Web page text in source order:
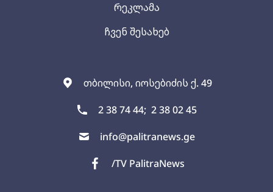
თბილისი, იოსებიძის ქ. 49
2 38 74 44; 2 38 02 45
info@palitranews.ge
/TV PalitraNews
რეკლამა
ჩვენ შესახებ